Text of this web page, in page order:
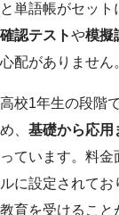
と単語帳がセッ
確認テストや模擬
心配がありません
高校1年生の段階
め、 基礎から応用
っています。料
ルに設定されて
教育を受けること